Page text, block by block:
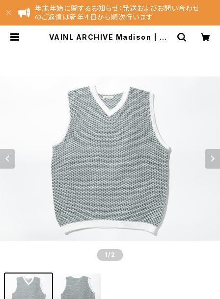
年末年始に関するお知らせ：発送およびお問い合わせ
のご返信は新年４日から順次行います
VAINL ARCHIVE Madison | NE
1 /2